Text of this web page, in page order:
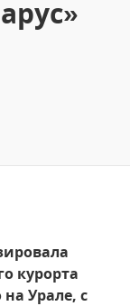
курорта
Урале, с